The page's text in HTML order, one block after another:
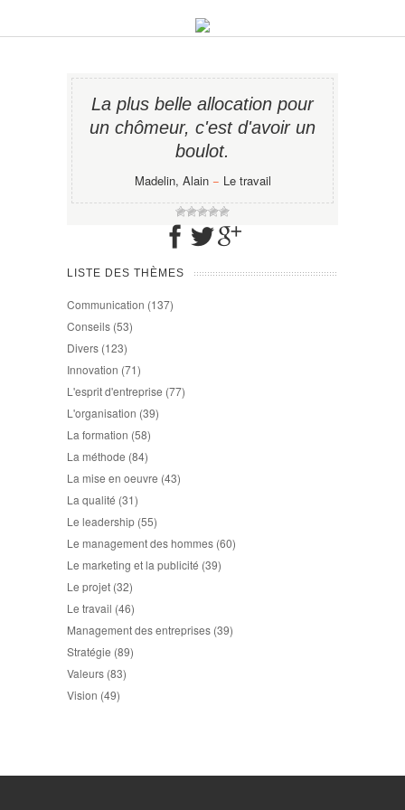
La plus belle allocation pour
un chômeur, c'est d'avoir un
boulot.
Madelin, Alain− Le travail
LISTE DES THÈMES
Communication (137)
Conseils (53)
Divers (123)
Innovation (71)
L'esprit d'entreprise (77)
L'organisation (39)
La formation (58)
La méthode (84)
La mise en oeuvre (43)
La qualité (31)
Le leadership (55)
Le management des hommes (60)
Le marketing et la publicité (39)
Le projet (32)
Le travail (46)
Management des entreprises (39)
Stratégie (89)
Valeurs (83)
Vision (49)